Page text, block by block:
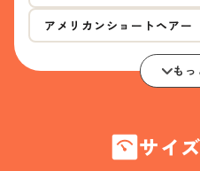
アメリカンショートヘアー
もっ
サイ